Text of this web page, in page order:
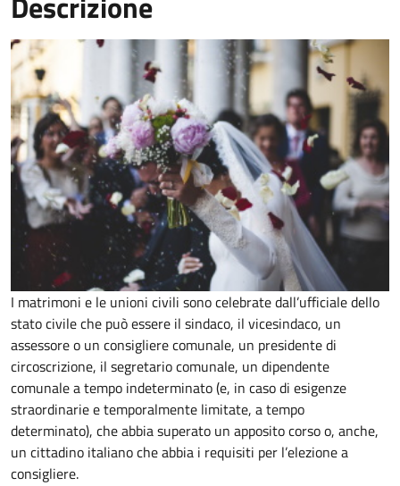
I matrimoni e le unioni civili sono celebrate dall’ufficiale dello
stato civile che può essere il sindaco, il vicesindaco, un
assessore o un consigliere comunale, un presidente di
circoscrizione, il segretario comunale, un dipendente
comunale a tempo indeterminato (e, in caso di esigenze
straordinarie e temporalmente limitate, a tempo
determinato), che abbia superato un apposito corso o, anche,
un cittadino italiano che abbia i requisiti per l’elezione a
consigliere.